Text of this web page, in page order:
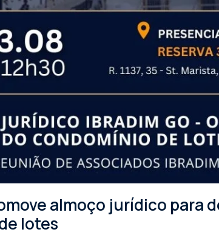
almoço jurídico para
lotes